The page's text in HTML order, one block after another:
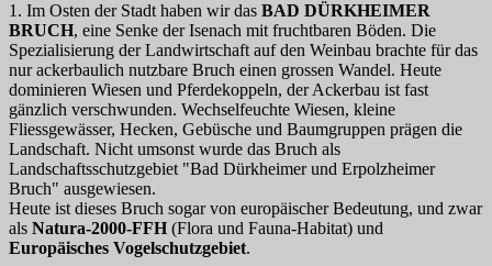
1. Im Osten der Stadt haben wir das BAD DÜRKHEIMER
BRUCH, eine Senke der Isenach mit fruchtbaren Böden. Die
Spezialisierung der Landwirtschaft auf den Weinbau brachte für das
nur ackerbaulich nutzbare Bruch einen grossen Wandel. Heute
dominieren Wiesen und Pferdekoppeln, der Ackerbau ist fast
gänzlich verschwunden. Wechselfeuchte Wiesen, kleine
Fliessgewässer, Hecken, Gebüsche und Baumgruppen prägen die
Landschaft. Nicht umsonst wurde das Bruch als
Landschaftsschutzgebiet "Bad Dürkheimer und Erpolzheimer
Bruch" ausgewiesen.
Heute ist dieses Bruch sogar von europäischer Bedeutung, und zwar
als Natura-2000-FFH (Flora und Fauna-Habitat) und
Europäisches Vogelschutzgebiet.